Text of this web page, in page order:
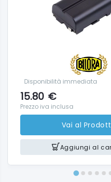
Disponibilità immediata
15.80 €
Prezzo iva inclusa
Vai al
Aggiungi al